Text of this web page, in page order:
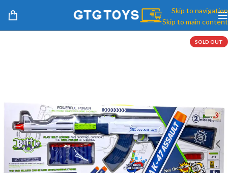
Skip to navigation
Skip to main content
SOLD OUT